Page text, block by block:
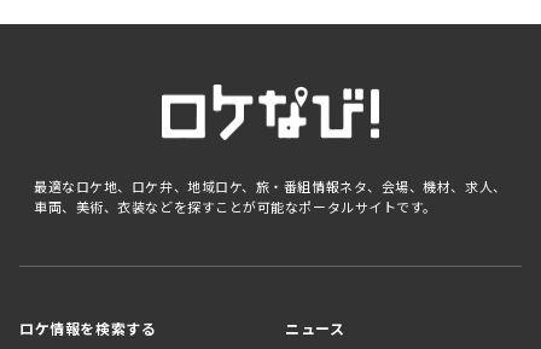
最適なロケ地、ロケ弁、地域ロケ、旅・番組情報ネタ、会場、機材、求人、
車両、美術、衣装などを探すことが可能なポータルサイトです。
ロケ情報を検索する ニュース